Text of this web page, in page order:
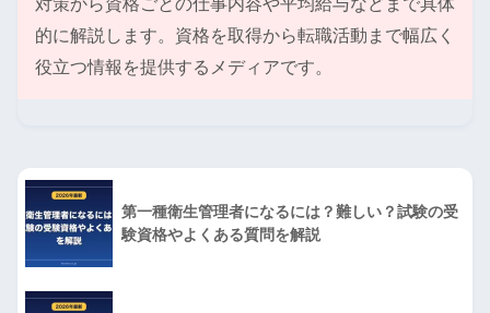
的に解説します。資格を取得から転職活動まで幅広く
役立つ情報を提供するメディアです。
第一種衛生管理者になるには？難しい？試験の受
験資格やよくある質問を解説